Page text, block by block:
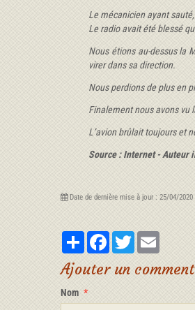
Le mécanicien ayant
Le radio avait été blessé
Nous étions au-dessus la
virer dans sa direction.
Nous perdions de plus en
Finalement nous avons vu
L’avion brûlait toujours et
Source : Internet - Auteur
Date de dernière mise à jour : 25/04/2020
PartagerFacebookTwitter
Ajouter un
Nom